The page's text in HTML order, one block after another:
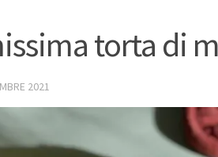
torta di
2021